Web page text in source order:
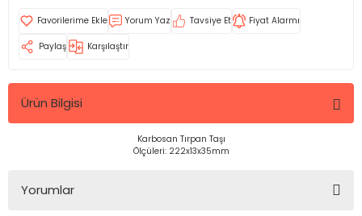
Yorum Yaz Tavsiye Et Fiyat Alarmı
Paylaş Karşılaştır
Ürün Bilgisi
Karbosan Tırpan Taşı
Ölçüleri: 222x13x35mm
Yorumlar